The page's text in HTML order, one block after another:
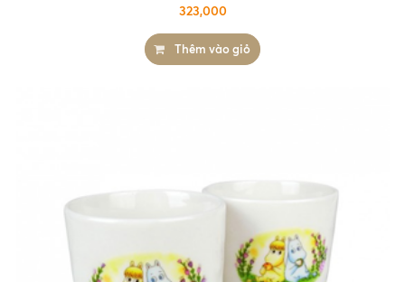
323,000
Thêm vào giỏ